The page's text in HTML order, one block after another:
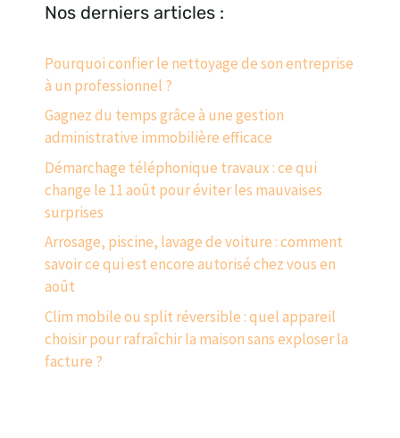
Nos derniers articles :
Pourquoi confier le nettoyage de son entreprise
à un professionnel ?
Gagnez du temps grâce à une gestion
administrative immobilière efficace
Démarchage téléphonique travaux : ce qui
change le 11 août pour éviter les mauvaises
surprises
Arrosage, piscine, lavage de voiture : comment
savoir ce qui est encore autorisé chez vous en
août
Clim mobile ou split réversible : quel appareil
choisir pour rafraîchir la maison sans exploser la
facture ?